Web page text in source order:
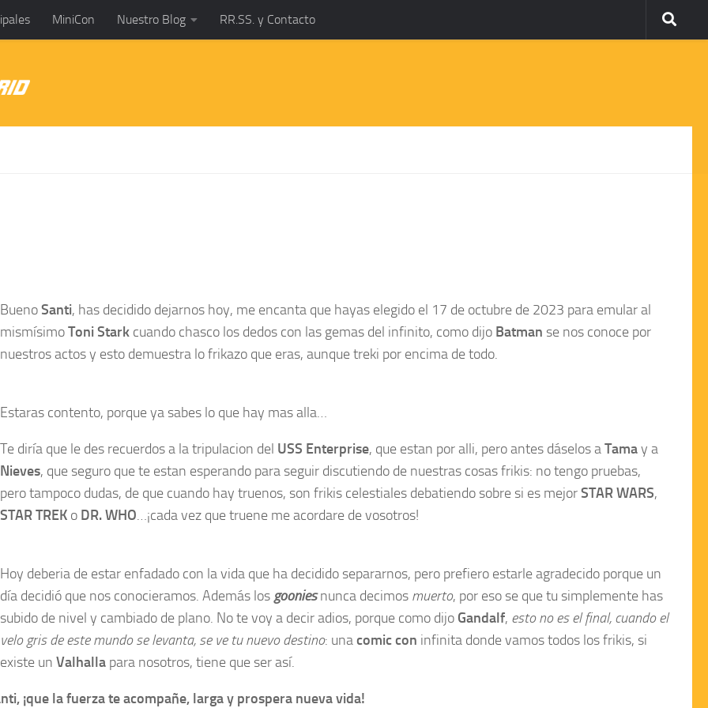
MiniCon Nuestro Blog RR.SS. y Contacto
BuenoSanti, has decidido dejarnos hoy, me encanta que hayas elegido el 17 de octubre de 2023 para emular al
mismísimoToni Stark cuando chasco los dedos con las gemas del infinito, como dijo Batman se nos conoce por
nuestros actos y esto demuestra lo frikazo que eras, aunque treki por encima de todo.
Estaras contento, porque ya sabes lo que hay mas alla…
Te diría que le des recuerdos a la tripulacion del USS Enterprise, que estan por alli, pero antes dáselos aTamay a
Nieves, que seguro que te estan esperando para seguir discutiendo de nuestras cosas frikis: no tengo pruebas,
pero tampoco dudas, de que cuando hay truenos, son frikis celestiales debatiendo sobre si es mejorSTAR WARS,
STAR TREK o DR. WHO…¡cada vez que truene me acordare de vosotros!
Hoy deberia de estar enfadado con la vida que ha decidido separarnos, pero prefiero estarle agradecido porque un
día decidió que nos conocieramos. Además los gooniesnunca decimos muerto, por eso se que tu simplemente has
subido de nivel y cambiado de plano. No te voy a decir adios, porque como dijo Gandalf, esto no es el final, cuando el
velo gris de este mundo se levanta, se ve tu nuevo destino: unacomic con infinita donde vamos todos los frikis, si
existe un Valhalla para nosotros, tiene que ser así.
¡que la fuerza te acompañe, larga y prospera nueva vida!